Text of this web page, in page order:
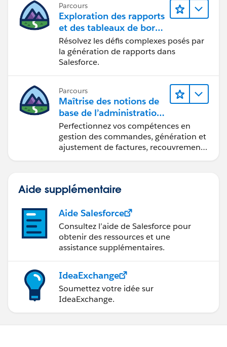
Parcours
Exploration des rapports
et des tableaux de bord
Lightning Experience
Résolvez les défis complexes posés par
la génération de rapports dans
Salesforce.
Parcours
Maîtrise des notions de
base de l’administration
de Salesforce Billing
Perfectionnez vos compétences en
gestion des commandes, génération et
ajustement de factures, recouvrement
Aide supplémentaire
Aide Salesforce
Consultez l’aide de Salesforce pour
obtenir des ressources et une
assistance supplémentaires.
IdeaExchange
Soumettez votre idée sur
IdeaExchange.